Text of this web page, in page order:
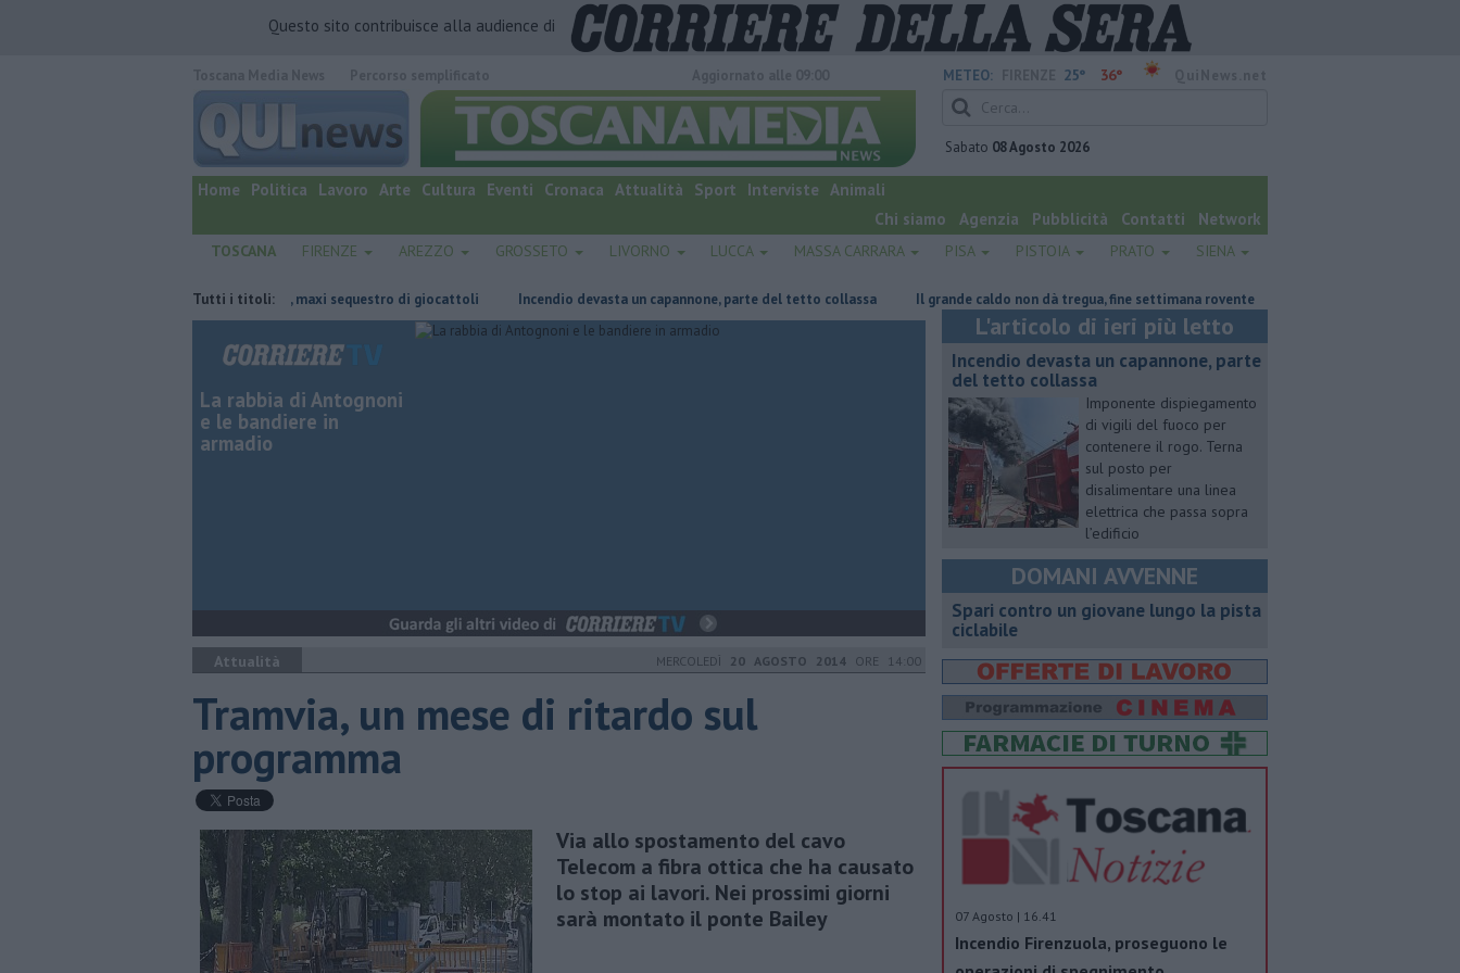
Questo sito contribuisce alla audience di
quotidiano online.
METEO: 25° 36°
Sabato 08 Agosto 2026
Home Politica Lavoro Arte Cultura Eventi Cronaca Attualità Sport Interviste Animali
Chi siamo
Agenzia Pubblicità Contatti Network
TOSCANA FIRENZE AREZZO GROSSETO LIVORNO LUCCA MASSA CARRARA PISA PISTOIA PRATO SIENA
Tutti i titoli:
Marchi contraffatti, maxi sequestro di giocattoli Incendio devasta un capannone, parte del tetto collassa Il grande caldo non dà tregua, fine settimana rovente Voci e chitarre, così Pistoia
La rabbia di Antognoni
e le bandiere in
armadio
Attualità MERCOLEDÌ 20 AGOSTO 2014 ORE 14:00
Tramvia, un mese di ritardo sul
programma
Via allo spostamento del cavo
Telecom a fibra ottica che ha causato
lo stop ai lavori. Nei prossimi giorni
sarà montato il ponte Bailey
L'articolo di ieri più letto
Incendio devasta un capannone, parte
del tetto collassa
Imponente dispiegamento
di vigili del fuoco per
contenere il rogo. Terna
sul posto per
disalimentare una linea
elettrica che passa sopra
l’edificio
DOMANI AVVENNE
Spari contro un giovane lungo la pista
ciclabile
07 Agosto | 16.41
Incendio Firenzuola, proseguono le